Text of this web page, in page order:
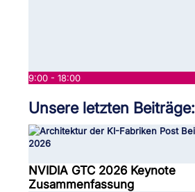
9:00 - 18:00
Unsere letzten Beiträge:
NVIDIA GTC 2026 Keynote
Zusammenfassung